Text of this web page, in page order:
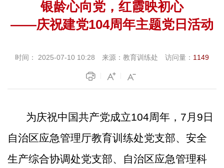
银龄心向党，红霞映初心
——庆祝建党104周年主题党日活动
时间： 2025-07-10 10:28 来源： 教育训练处 访问量： 1149
为庆祝中国共产党成立104周年，7月9日
自治区应急管理厅教育训练处党支部、安全
生产综合协调处党支部、自治区应急管理科